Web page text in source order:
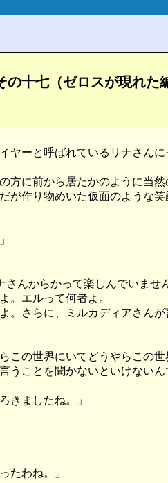
十七（ゼロスが現れた
ーと呼ばれているリナさんに
に前から居たかのように当然
作り物めいた仮面のような笑
んからかって楽しんでいませ
。エルって何者よ。
さらに、ミルカディアさんが
この世界にいてどうやらこの
うことを聞かないといけな
きましたね。」
たわね。」